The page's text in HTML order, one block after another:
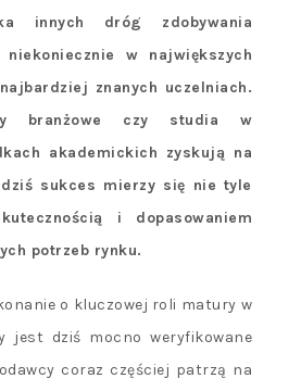
innych dróg zdobywania
niekoniecznie w największych
znanych uczelniach.
branżowe czy studia w
akademickich zyskują na
sukces mierzy się nie tyle
i dopasowaniem
potrzeb rynku.
o kluczowej roli matury w
jest dziś mocno weryfikowane
coraz częściej patrzą na